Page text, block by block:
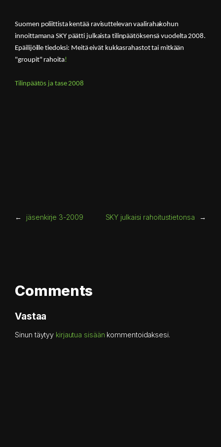
Suomen poliittista kentääravisuttelevan vaalirahakohun
innoittamana SKY päätti julkaista tilinpäätöksensä vuodelta 2008.
Epäilijöille tiedoksi: Meitä eivät kukkasrahastot tai mitkään
"groupit" rahoita!
Tilinpäätös ja tase 2008
← jäsenkirje 3-2009 SKY julkaisi rahoitustietonsa →
Comments
Vastaa
Sinun täytyy kirjautua sisään kommentoidaksesi.